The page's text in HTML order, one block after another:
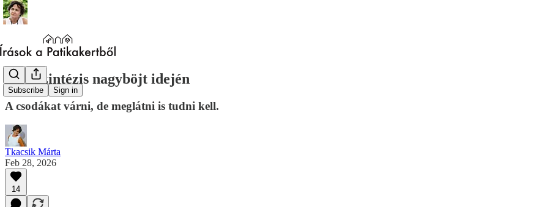
Subscribe Sign in
Fényszintézis nagyböjt idején
A csodákat várni, de meglátni is tudni kell.
Tkacsik Márta
Feb 28, 2026
14